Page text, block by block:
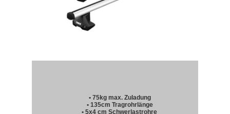
• 75kg max. Zuladung
• 135cm Tragrohrlänge
• 5x4 cm Schwerlastrohre